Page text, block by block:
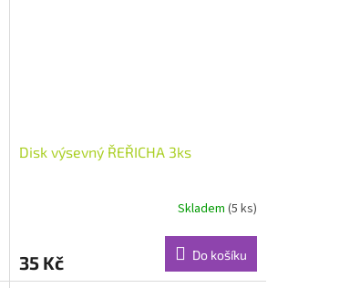
Disk výsevný ŘEŘICHA 3ks
Skladem (5 ks)
35 Kč Do košíku